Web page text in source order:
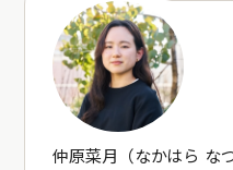
仲原菜月（なかはら な